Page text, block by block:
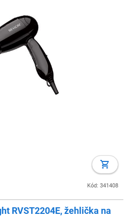
Kód: 341408
RVST2204E, žehlička na